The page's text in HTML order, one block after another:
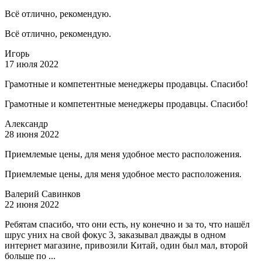
Всё отлично, рекомендую.
Всё отлично, рекомендую.
Игорь
17 июля 2022
Грамотные и компетентные менеджеры продавцы. Спасибо!
Грамотные и компетентные менеджеры продавцы. Спасибо!
Александр
28 июня 2022
Приемлемые цены, для меня удобное место расположения.
Приемлемые цены, для меня удобное место расположения.
Валерий Савинков
22 июня 2022
Ребятам спасибо, что они есть, ну конечно и за то, что нашёл
шрус уних на свой фокус 3, заказывал дважды в одном
интернет магазине, привозили Китай, один был мал, второй
больше по ...